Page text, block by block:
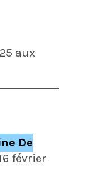
aux
De
février